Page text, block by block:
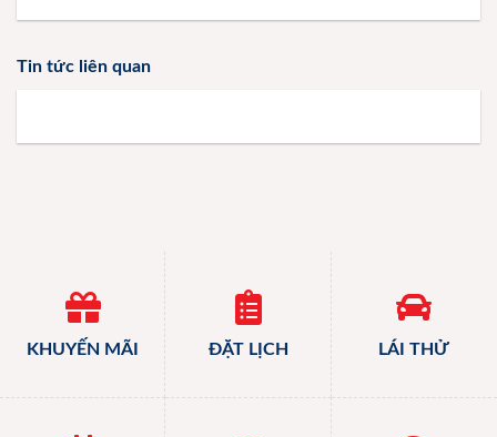
Tin tức liên quan
KHUYẾN MÃI ĐẶT LỊCH LÁI THỬ